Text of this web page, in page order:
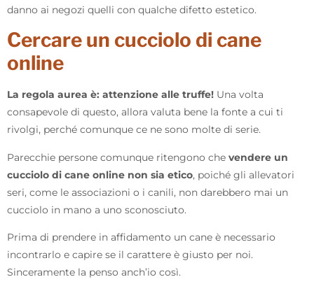
danno ai negozi quelli con qualche difetto estetico.
Cercare un cucciolo di cane
online
La regola aurea è: attenzione alle truffe! Una volta
consapevole di questo, allora valuta bene la fonte a cui ti
rivolgi, perché comunque ce ne sono molte di serie.
Parecchie persone comunque ritengono che vendere un
cucciolo di cane online non sia etico, poiché gli allevatori
seri, come le associazioni o i canili, non darebbero mai un
cucciolo in mano a uno sconosciuto.
Prima di prendere in affidamento un cane è necessario
incontrarlo e capire se il carattere è giusto per noi.
Sinceramente la penso anch’io così.